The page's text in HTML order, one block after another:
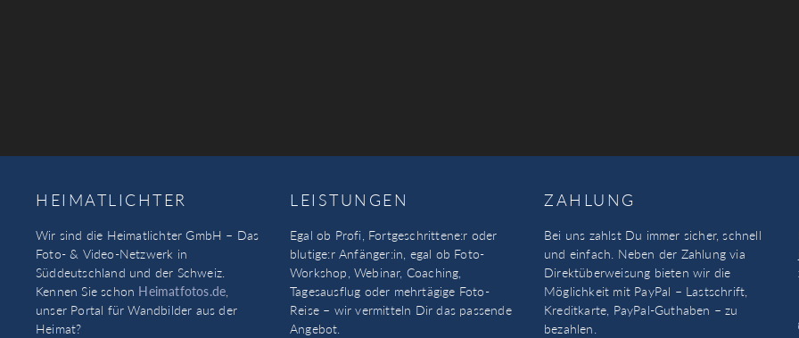
HEIMATLICHTER
Wir sind die Heimatlichter GmbH – Das
Foto- & Video-Netzwerk in
Süddeutschland und der Schweiz.
Kennen Sie schon Heimatfotos.de,
unser Portal für Wandbilder aus der
Heimat?
LEISTUNGEN
Egal ob Profi, Fortgeschrittene:r oder
blutige:r Anfänger:in, egal ob Foto-
Workshop, Webinar, Coaching,
Tagesausflug oder mehrtägige Foto-
Reise – wir vermitteln Dir das passende
Angebot.
ZAHLUNG
Bei uns zahlst Du immer sicher, schnell
und einfach. Neben der Zahlung via
Direktüberweisung bieten wir die
Möglichkeit mit PayPal – Lastschrift,
Kreditkarte, PayPal-Guthaben – zu
bezahlen.